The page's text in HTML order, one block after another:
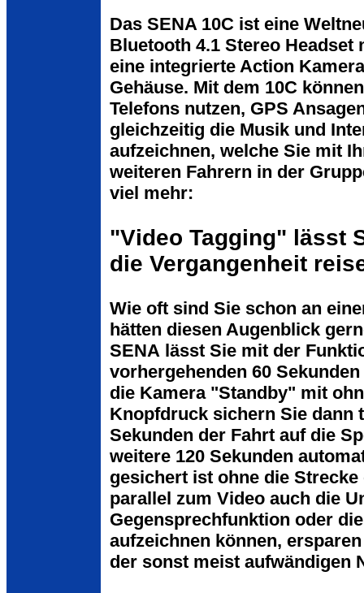
Das SENA 10C ist eine
Bluetooth 4.1 Stereo
eine integrierte Action
Gehäuse. Mit dem 10C
Telefons nutzen, GPS
gleichzeitig die Musik und
aufzeichnen, welche Sie mit
weiteren Fahrern in der
viel mehr:
"Video Tagging" lässt
die Vergangenheit
Wie oft sind Sie schon an
hätten diesen Augenblick
SENA lässt Sie mit der
vorhergehenden 60
die Kamera "Standby" mit
Knopfdruck sichern Sie dann
Sekunden der Fahrt auf die
weitere 120 Sekunden
gesichert ist ohne die
parallel zum Video auch die
Gegensprechfunktion oder
aufzeichnen können,
der sonst meist aufwändigen